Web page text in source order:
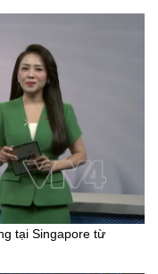
tại Singapore từ